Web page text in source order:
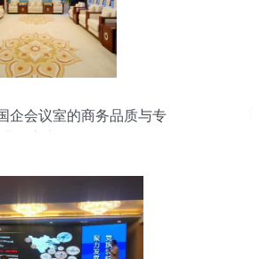
企会议室的商务品质与专